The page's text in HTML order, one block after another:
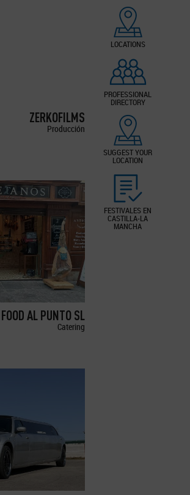
LOCATIONS
PROFESSIONAL
DIRECTORY
SUGGEST YOUR
LOCATION
FESTIVALES EN
CASTILLA-LA
MANCHA
ZERKOFILMS
Producción
FOOD AL PUNTO SL
Catering